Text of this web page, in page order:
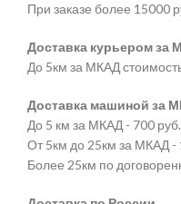
При заказе более 15000
Доставка курьером за
До 5км за МКАД
Доставка машиной за
До 5 км за МКАД - 700 руб.
От 5км до 25км за МКАД -
Более 25км по